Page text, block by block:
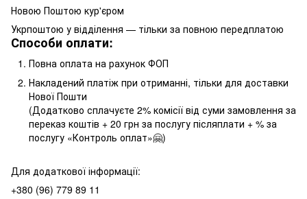
Новою Поштою кур'єром
Укрпоштою у відділення — тільки за повною передплатою
Способи оплати:
Повна оплата на рахунок ФОП
Накладений платіж при отриманні, тільки для доставки
Нової Пошти
(Додатково сплачуєте 2% комісії від суми замовлення за
переказ коштів + 20 грн за послугу післяплати + % за
послугу «Контроль оплат»🤗)
Для додаткової інформації:
+380 (96) 779 89 11